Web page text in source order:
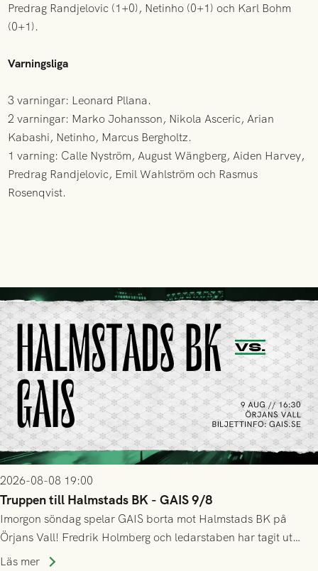
Predrag Randjelovic (1+0), Netinho (0+1) och Karl Bohm
(0+1).
Varningsliga
3 varningar: Leonard Pllana.
2 varningar: Marko Johansson, Nikola Asceric, Arian
Kabashi, Netinho, Marcus Bergholtz.
1 varning: Calle Nyström, August Wängberg, Aiden Harvey,
Predrag Randjelovic, Emil Wahlström och Rasmus
Rosenqvist.
2026-08-08 19:00
Truppen till Halmstads BK - GAIS 9/8
Imorgon söndag spelar GAIS borta mot Halmstads BK på
Örjans Vall! Fredrik Holmberg och ledarstaben har tagit ut
följande trupp till matchen:
Läs mer